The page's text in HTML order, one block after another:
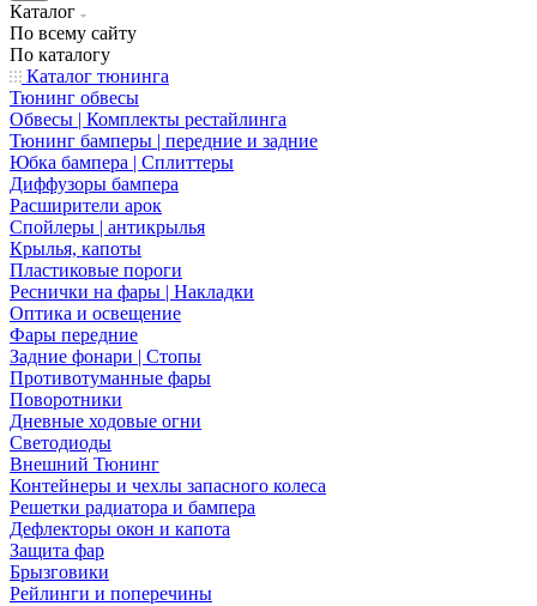
Каталог
По всему сайту
По каталогу
Каталог тюнинга
Тюнинг обвесы
Обвесы | Комплекты рестайлинга
Тюнинг бамперы | передние и задние
Юбка бампера | Сплиттеры
Диффузоры бампера
Расширители арок
Спойлеры | антикрылья
Крылья, капоты
Пластиковые пороги
Реснички на фары | Накладки
Оптика и освещение
Фары передние
Задние фонари | Стопы
Противотуманные фары
Поворотники
Дневные ходовые огни
Светодиоды
Внешний Тюнинг
Контейнеры и чехлы запасного колеса
Решетки радиатора и бампера
Дефлекторы окон и капота
Защита фар
Брызговики
Рейлинги и поперечины